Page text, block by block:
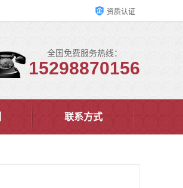
资质认证
全国免费服务热线：
15298870156
联系方式